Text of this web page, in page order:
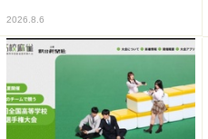
2026.8.6